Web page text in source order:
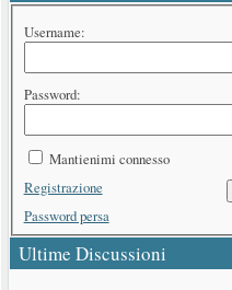
Username:
Password:
Mantienimi connesso
Registrazione
Password persa
Ultime Discussioni